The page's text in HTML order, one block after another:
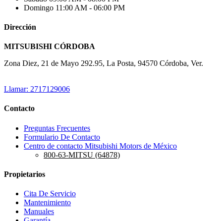
Domingo 11:00 AM - 06:00 PM
Dirección
MITSUBISHI CÓRDOBA
Zona Diez, 21 de Mayo 292.95, La Posta, 94570 Córdoba, Ver.
Llamar: 2717129006
Contacto
Preguntas Frecuentes
Formulario De Contacto
Centro de contacto Mitsubishi Motors de México
800-63-MITSU (64878)
Propietarios
Cita De Servicio
Mantenimiento
Manuales